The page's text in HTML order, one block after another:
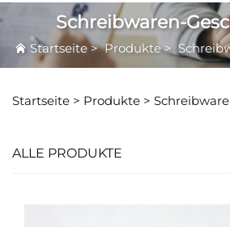
Schreibwaren-
Startseite>Produkte>
Startseite > Produkte >
ALLE PRODUKTE